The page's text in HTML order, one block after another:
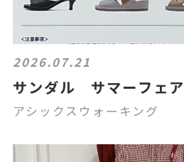
2026.07.21
サンダル サマーフェア
アシックスウォーキング